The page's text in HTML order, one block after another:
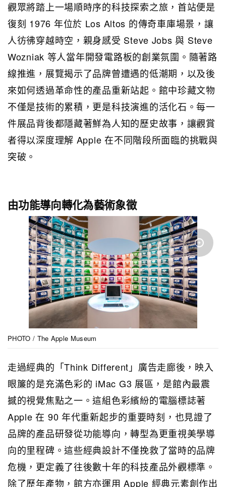
觀眾將踏上一場順時序的科技探索之旅，首站便是
復刻 1976 年位於 Los Altos 的傳奇車庫場景，讓
人彷彿穿越時空，親身感受 Steve Jobs 與 Steve
Wozniak 等人當年開發電路板的創業氛圍。隨著路
線推進，展覽揭示了品牌曾遭遇的低潮期，以及後
來如何透過革命性的產品重新站起。館中珍藏文物
不僅是技術的累積，更是科技演進的活化石。每一
件展品背後都隱藏著鮮為人知的歷史故事，讓觀賞
者得以深度理解 Apple 在不同階段所面臨的挑戰與
突破。
由功能導向轉化為藝術象徵
PHOTO / The Apple Museum
走過經典的「Think Different」廣告走廊後，映入
眼簾的是充滿色彩的 iMac G3 展區，是館內最震
撼的視覺焦點之一。這組色彩繽紛的電腦標誌著
Apple 在 90 年代重新起步的重要時刻，也見證了
品牌的產品研發從功能導向，轉型為更重視美學導
向的里程碑。這些經典設計不僅挽救了當時的品牌
危機，更定義了往後數十年的科技產品外觀標準。
除了歷年產物，館方亦運用 Apple 經典元素創作出